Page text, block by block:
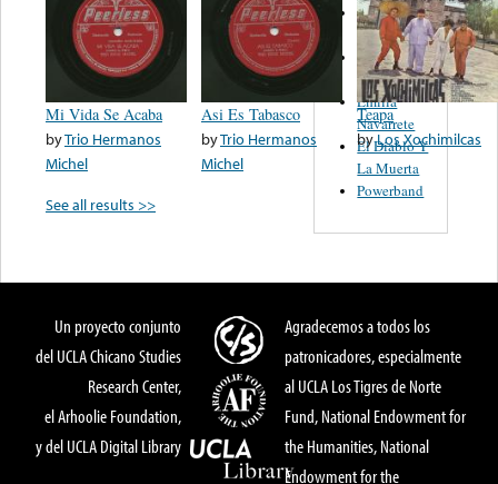
Mi Vida Se Acaba
byTrio Hermanos
Michel
Asi Es Tabasco
byTrio Hermanos
Michel
Teapa
byLos Xochimilcas
See all results >>
Trio
Figueroa
Los Angeles
Del Norte
Emilia
Navarrete
El Diablo Y
La Muerta
Powerband
Un proyecto conjunto
del UCLA Chicano Studies
Research Center,
el Arhoolie Foundation,
y del UCLA Digital Library
Agradecemos a todos los
patronicadores, especialmente
al UCLA Los Tigres de Norte
Fund, National Endowment for
the Humanities, National
Endowment for the